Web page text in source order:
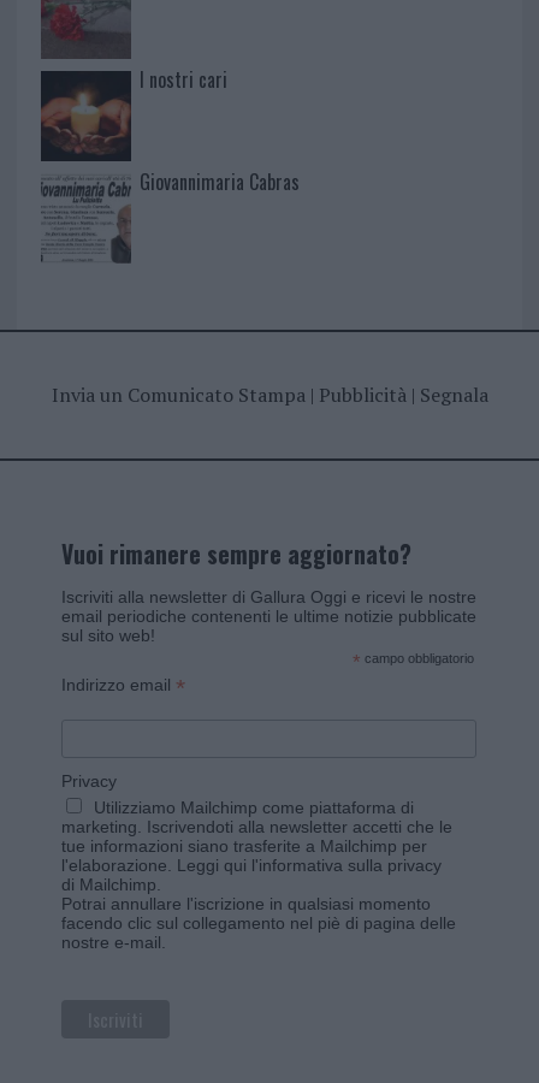
I nostri cari
Giovannimaria Cabras
Invia un Comunicato Stampa| Pubblicità| Segnala
Vuoi rimanere sempre aggiornato?
Iscriviti alla newsletter di Gallura Oggi e ricevi le nostre
email periodiche contenenti le ultime notizie pubblicate
sul sito web!
* campo obbligatorio
Indirizzo email *
Privacy
Utilizziamo Mailchimp come piattaforma di
marketing. Iscrivendoti alla newsletter accetti che le
tue informazioni siano trasferite a Mailchimp per
l'elaborazione. Leggi qui l'informativa sulla privacy
di Mailchimp
Potrai annullare l'iscrizione in qualsiasi momento
facendo clic sul collegamento nel piè di pagina delle
nostre e-mail.